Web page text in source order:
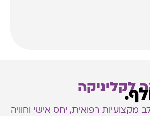
לקליניקה
רפואית, יחס אישי וחוויה